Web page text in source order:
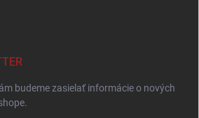
budeme zasielať informácie o nových